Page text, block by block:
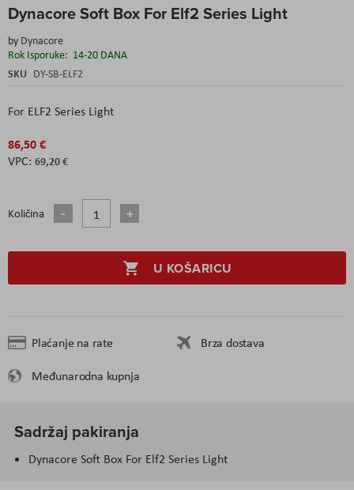
Dynacore Soft Box For Elf2 Series Light
by Dynacore
Rok Isporuke: 14-20 DANA
SKU DY-SB-ELF2
For ELF2 Series Light
86,50 €
69,20 €
Količina
U KOŠARICU
Plaćanje na rate
Brza dostava
Međunarodna kupnja
to
the
beginning
of
the
Sadržaj pakiranja
Dynacore Soft Box For Elf2 Series Light